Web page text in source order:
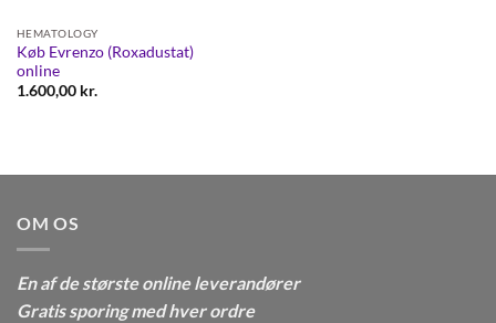
HEMATOLOGY
Køb Evrenzo (Roxadustat)
online
1.600,00 kr.
OM OS
En af de største online leverandører
Gratis sporing med hver ordre